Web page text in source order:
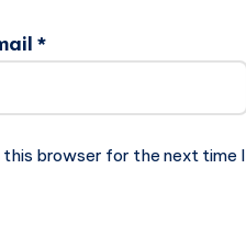
*
this browser for the next time